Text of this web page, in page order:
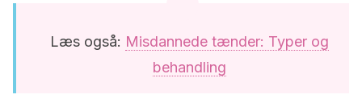
Læs også: Misdannede tænder: Typer og
behandling